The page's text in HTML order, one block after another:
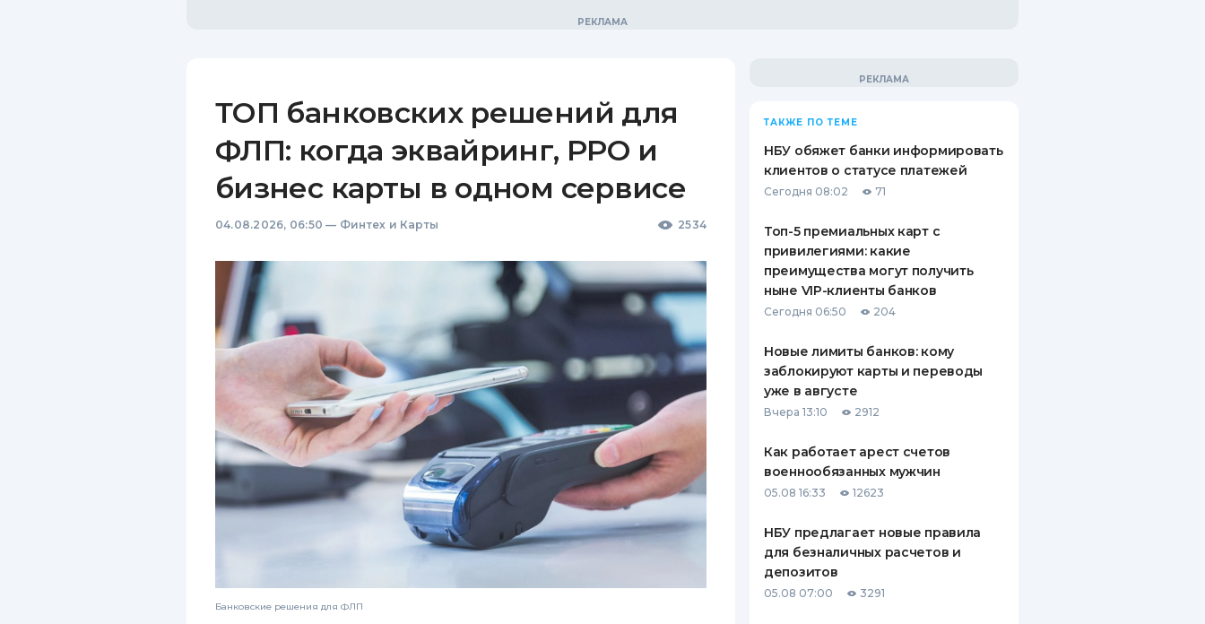
ТОП банковских решений для
ФЛП: когда эквайринг, РРО и
бизнес карты в одном сервисе
04.08.2026, 06:50 — Финтех и Карты 2534
Банковские решения для ФЛП
ТАКЖЕ ПО ТЕМЕ
НБУ обяжет банки информировать
клиентов о статусе платежей
Сегодня 08:02 71
Топ-5 премиальных карт с
привилегиями: какие
преимущества могут получить
ныне VIP-клиенты банков
Сегодня 06:50 204
Новые лимиты банков: кому
заблокируют карты и переводы
уже в августе
Вчера 13:10 2912
Как работает арест счетов
военнообязанных мужчин
05.08 16:33 12623
НБУ предлагает новые правила
для безналичных расчетов и
депозитов
05.08 07:00 3291